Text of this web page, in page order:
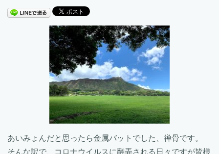
あいみょんだと思ったら金属バットでした、禅骨です。
そんな訳で、コロナウイルスに翻弄される日々ですが皆様